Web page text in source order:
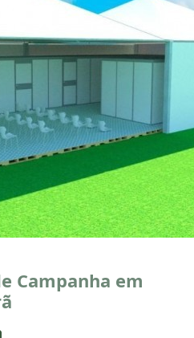
Campanha em